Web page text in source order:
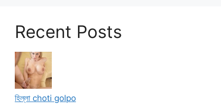
Recent Posts
হিল্লা choti golpo